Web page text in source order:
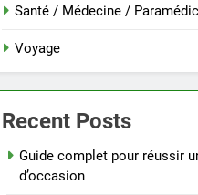
Santé / Médecine /
Voyage
Recent Posts
Guide complet pour réussir
d’occasion